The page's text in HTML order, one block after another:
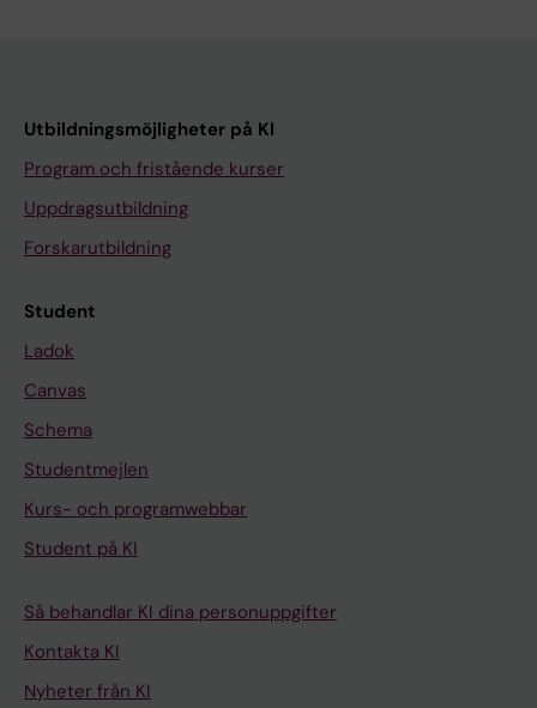
Utbildningsmöjligheter på KI
Program och fristående kurser
Uppdragsutbildning
Forskarutbildning
Student
Ladok
Canvas
Schema
Studentmejlen
Kurs- och programwebbar
Student på KI
Så behandlar KI dina personuppgifter
Kontakta KI
Nyheter från KI